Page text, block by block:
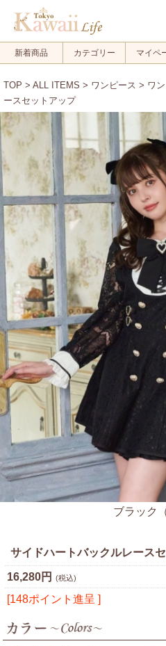
新着商品 カテゴリー マイペ
TOP > ALL ITEMS > ワンピース > ワ
ースセットアップ
ブラック
サイドハートバックルレース
16,280円 (税込)
[148ポイント進呈 ]